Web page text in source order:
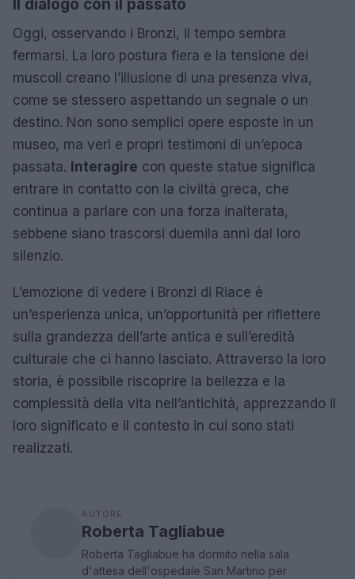
Il dialogo con il passato
Oggi, osservando i Bronzi, il tempo sembra
fermarsi. La loro postura fiera e la tensione dei
muscoli creano l’illusione di una presenza viva,
come se stessero aspettando un segnale o un
destino. Non sono semplici opere esposte in un
museo, ma veri e propri testimoni di un’epoca
passata. Interagire con queste statue significa
entrare in contatto con la civiltà greca, che
continua a parlare con una forza inalterata,
sebbene siano trascorsi duemila anni dal loro
silenzio.
L’emozione di vedere i Bronzi di Riace è
un’esperienza unica, un’opportunità per riflettere
sulla grandezza dell’arte antica e sull’eredità
culturale che ci hanno lasciato. Attraverso la loro
storia, è possibile riscoprire la bellezza e la
complessità della vita nell’antichità, apprezzando il
loro significato e il contesto in cui sono stati
realizzati.
AUTORE
Roberta Tagliabue
Roberta Tagliabue ha dormito nella sala
d'attesa dell'ospedale San Martino per